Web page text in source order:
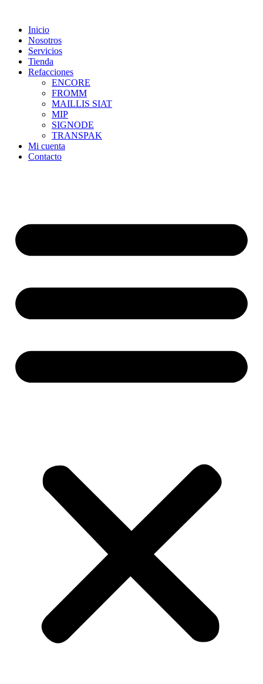
contentInicio
Nosotros
Servicios
Tienda
Refacciones
ENCORE
FROMM
MAILLIS SIAT
MIP
SIGNODE
TRANSPAK
Mi cuenta
Contacto